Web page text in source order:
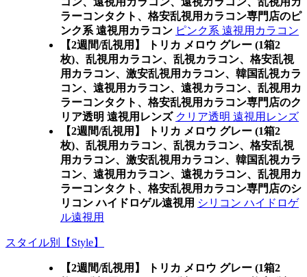
ラーコンタクト、格安乱視用カラコン専門店のピ
ンク系 遠視用カラコン ピンク系 遠視用カラコン
【2週間/乱視用】 トリカ メロウ グレー (1箱2
枚)、乱視用カラコン、乱視カラコン、格安乱視
用カラコン、激安乱視用カラコン、韓国乱視カラ
コン、遠視用カラコン、遠視カラコン、乱視用カ
ラーコンタクト、格安乱視用カラコン専門店のク
リア透明 遠視用レンズ クリア透明 遠視用レンズ
【2週間/乱視用】 トリカ メロウ グレー (1箱2
枚)、乱視用カラコン、乱視カラコン、格安乱視
用カラコン、激安乱視用カラコン、韓国乱視カラ
コン、遠視用カラコン、遠視カラコン、乱視用カ
ラーコンタクト、格安乱視用カラコン専門店のシ
リコン ハイドロゲル遠視用 シリコン ハイドロゲ
ル遠視用
スタイル別【Style】
【2週間/乱視用】 トリカ メロウ グレー (1箱2